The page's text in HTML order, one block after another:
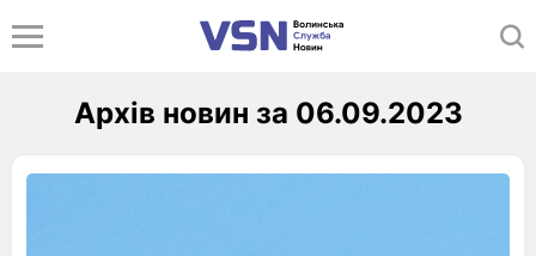
Архів новин за 06.09.2023